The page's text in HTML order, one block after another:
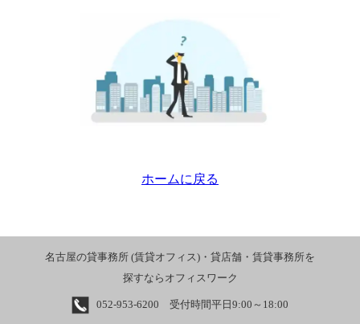
ホームに戻る
名古屋の貸事務所 (賃貸オフィス)・貸店舗・賃貸事務所を
探すならオフィスワーク
052-953-6200 受付時間平日9:00～18:00